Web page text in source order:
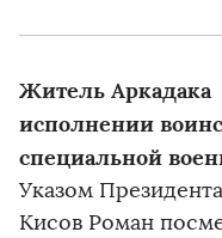
Житель Аркадака
исполнении
специальной
Указом
Кисов Роман